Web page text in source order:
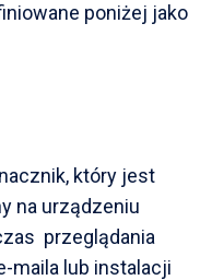
poniżej jako
który jest
na urządzeniu
przeglądania
maila lub instalacji